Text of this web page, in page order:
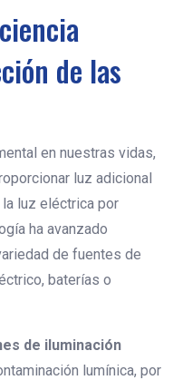
de las
en nuestras vidas,
luz adicional
luz eléctrica por
ha avanzado
de fuentes de
baterías o
de iluminación
lumínica, por